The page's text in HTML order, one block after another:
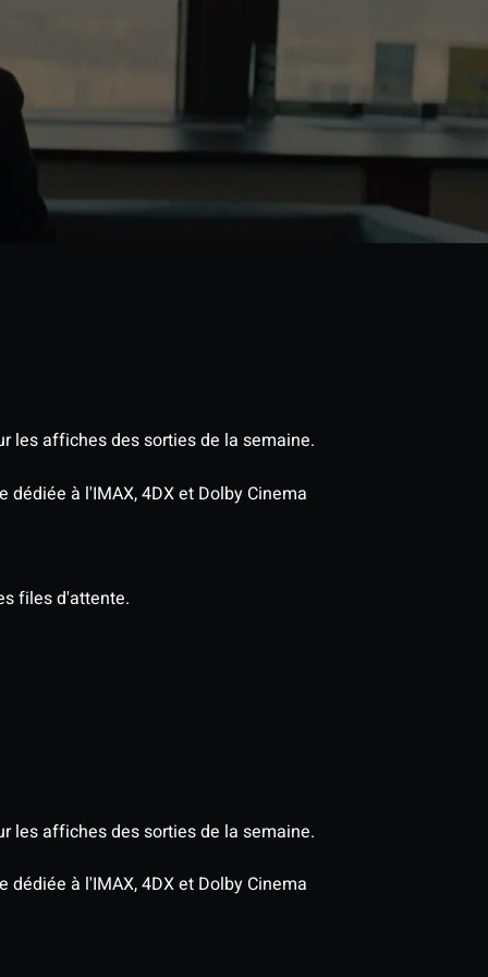
les affiches des sorties de la semaine.
à l'IMAX, 4DX et Dolby Cinema
files d'attente.
les affiches des sorties de la semaine.
à l'IMAX, 4DX et Dolby Cinema